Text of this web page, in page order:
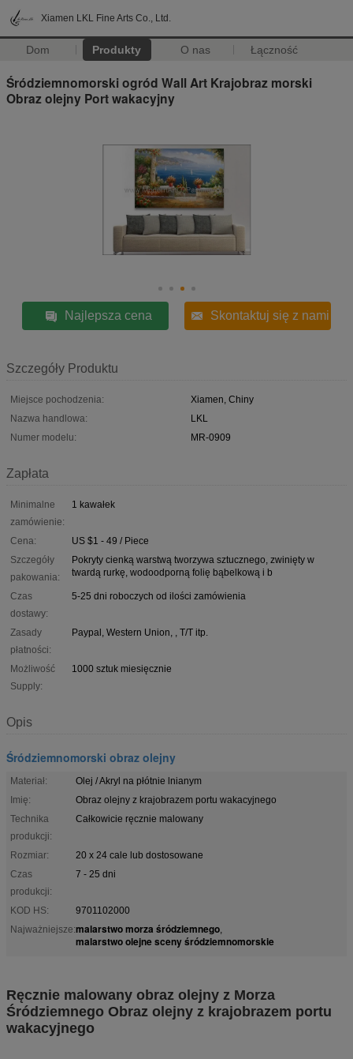
Xiamen LKL Fine Arts Co., Ltd.
Dom Produkty O nas Łączność
Śródziemnomorski ogród Wall Art Krajobraz morski
Obraz olejny Port wakacyjny
Najlepsza cena Skontaktuj się z nami
Szczegóły Produktu
Miejsce pochodzenia:
Xiamen, Chiny
Nazwa handlowa:
LKL
Numer modelu:
MR-0909
Zapłata
Minimalne
zamówienie:
1 kawałek
Cena:
US $1 - 49 / Piece
Szczegóły
pakowania:
Pokryty cienką warstwą tworzywa sztucznego, zwinięty w
twardą rurkę, wodoodporną folię bąbelkową i b
Czas
dostawy:
5-25 dni roboczych od ilości zamówienia
Zasady
płatności:
Paypal, Western Union, , T/T itp.
Możliwość
Supply:
1000 sztuk miesięcznie
Opis
Śródziemnomorski obraz olejny
Materiał:
Olej / Akryl na płótnie lnianym
Imię:
Obraz olejny z krajobrazem portu wakacyjnego
Technika
produkcji:
Całkowicie ręcznie malowany
Rozmiar:
20 x 24 cale lub dostosowane
Czas
produkcji:
7 - 25 dni
KOD HS:
9701102000
Najważniejsze:malarstwo morza śródziemnego,
malarstwo olejne sceny śródziemnomorskie
Ręcznie malowany obraz olejny z Morza
Śródziemnego Obraz olejny z krajobrazem portu
wakacyjnego